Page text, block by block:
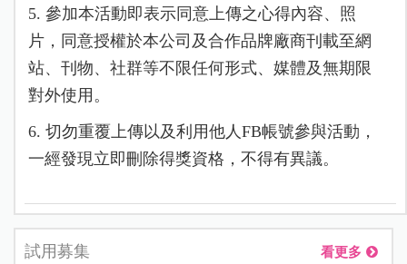
5. 參加本活動即表示同意上傳之心得內容、照
片，同意授權於本公司及合作品牌廠商刊載至網
站、刊物、社群等不限任何形式、媒體及無期限
對外使用。
6. 切勿重覆上傳以及利用他人FB帳號參與活動，
一經發現立即刪除得獎資格，不得有異議。
試用募集 看更多